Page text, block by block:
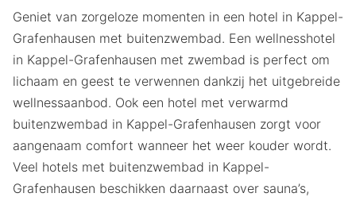
Geniet van zorgeloze momenten in een hotel in Kappel-
Grafenhausen met buitenzwembad. Een wellnesshotel
in Kappel-Grafenhausen met zwembad is perfect om
lichaam en geest te verwennen dankzij het uitgebreide
wellnessaanbod. Ook een hotel met verwarmd
buitenzwembad in Kappel-Grafenhausen zorgt voor
aangenaam comfort wanneer het weer kouder wordt.
Veel hotels met buitenzwembad in Kappel-
Grafenhausen beschikken daarnaast over sauna’s,